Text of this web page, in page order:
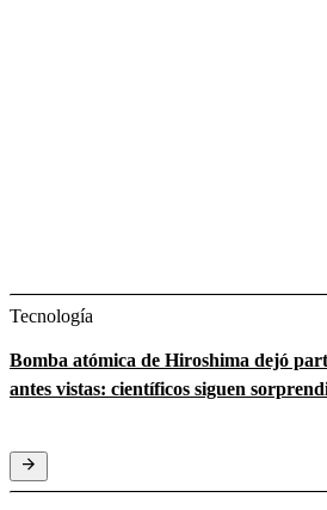
Tecnología
Bomba atómica de Hiroshima dejó
antes vistas: científicos siguen